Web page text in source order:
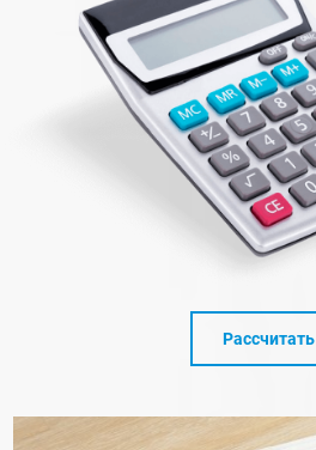
Рассчитать